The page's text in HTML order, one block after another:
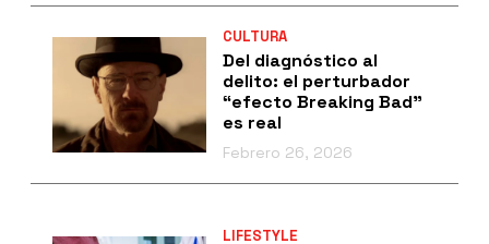
CULTURA
Del diagnóstico al
delito: el perturbador
“efecto Breaking Bad”
es real
Febrero 26, 2026
LIFESTYLE